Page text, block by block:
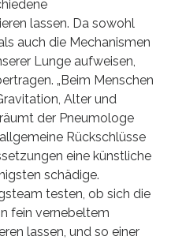
lassen. Da sowohl
auch die Mechanismen
Lunge aufweisen,
„Beim Menschen
Alter und
der Pneumologe
Rückschlüsse
eine künstliche
schädige.
testen, ob sich die
fein vernebeltem
lassen, und so einer